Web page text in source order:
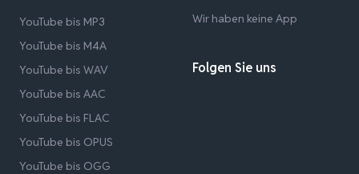
YouTube bis MP3
YouTube bis M4A
YouTube bis WAV
YouTube bis AAC
YouTube bis FLAC
YouTube bis OPUS
YouTube bis OGG
Wir haben keine App
Folgen Sie uns